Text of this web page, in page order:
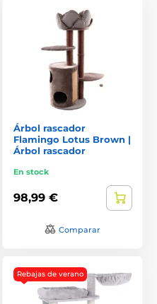
Árbol rascador
Flamingo Lotus Brown |
Árbol rascador
En stock
98,99 €
Comparar
Rebajas de verano